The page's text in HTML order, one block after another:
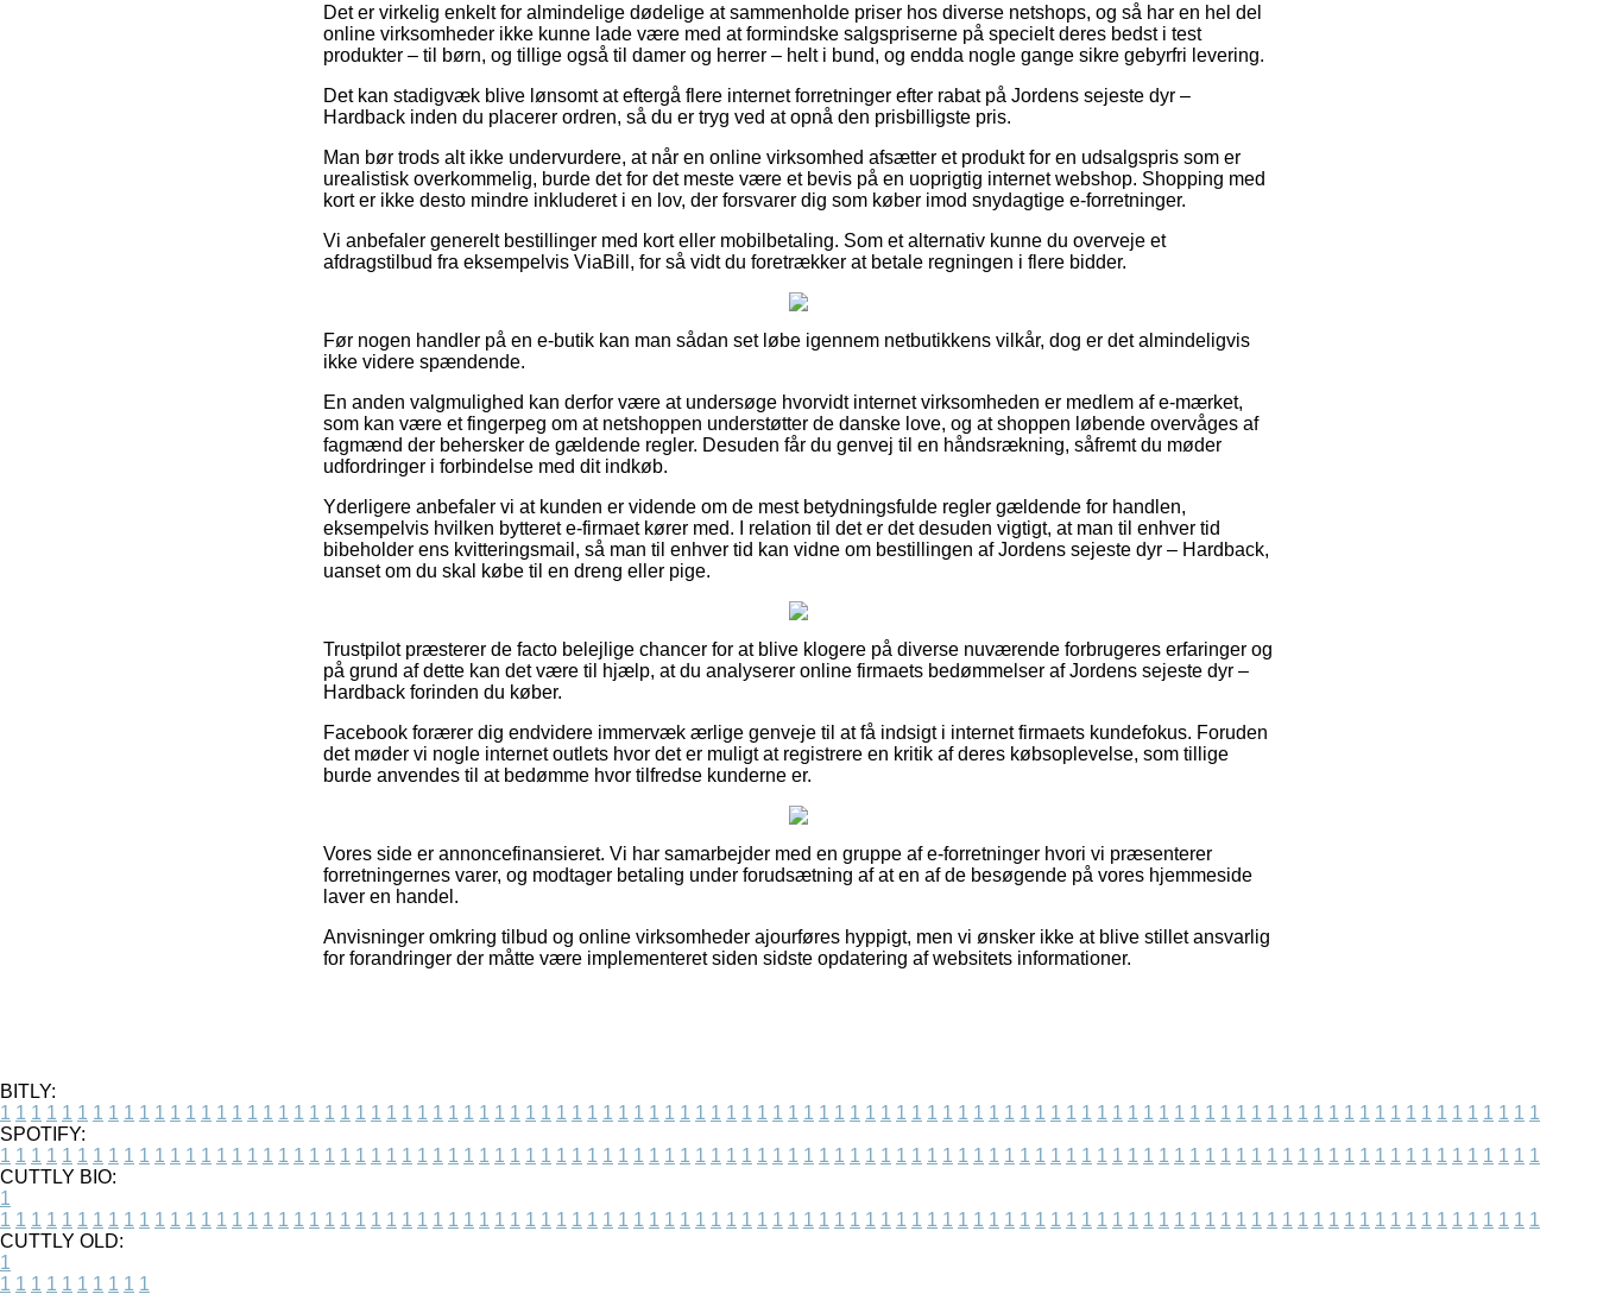
Det er virkelig enkelt for almindelige dødelige at sammenholde priser hos diverse netshops, og så har en hel del
online virksomheder ikke kunne lade være med at formindske salgspriserne på specielt deres bedst i test
produkter – til børn, og tillige også til damer og herrer – helt i bund, og endda nogle gange sikre gebyrfri levering.
Det kan stadigvæk blive lønsomt at eftergå flere internet forretninger efter rabat på Jordens sejeste dyr –
Hardback inden du placerer ordren, så du er tryg ved at opnå den prisbilligste pris.
Man bør trods alt ikke undervurdere, at når en online virksomhed afsætter et produkt for en udsalgspris som er
urealistisk overkommelig, burde det for det meste være et bevis på en uoprigtig internet webshop. Shopping med
kort er ikke desto mindre inkluderet i en lov, der forsvarer dig som køber imod snydagtige e-forretninger.
Vi anbefaler generelt bestillinger med kort eller mobilbetaling. Som et alternativ kunne du overveje et
afdragstilbud fra eksempelvis ViaBill, for så vidt du foretrækker at betale regningen i flere bidder.
Før nogen handler på en e-butik kan man sådan set løbe igennem netbutikkens vilkår, dog er det almindeligvis
ikke videre spændende.
En anden valgmulighed kan derfor være at undersøge hvorvidt internet virksomheden er medlem af e-mærket,
som kan være et fingerpeg om at netshoppen understøtter de danske love, og at shoppen løbende overvåges af
fagmænd der behersker de gældende regler. Desuden får du genvej til en håndsrækning, såfremt du møder
udfordringer i forbindelse med dit indkøb.
Yderligere anbefaler vi at kunden er vidende om de mest betydningsfulde regler gældende for handlen,
eksempelvis hvilken bytteret e-firmaet kører med. I relation til det er det desuden vigtigt, at man til enhver tid
bibeholder ens kvitteringsmail, så man til enhver tid kan vidne om bestillingen af Jordens sejeste dyr – Hardback,
uanset om du skal købe til en dreng eller pige.
Trustpilot præsterer de facto belejlige chancer for at blive klogere på diverse nuværende forbrugeres erfaringer og
på grund af dette kan det være til hjælp, at du analyserer online firmaets bedømmelser af Jordens sejeste dyr –
Hardback forinden du køber.
Facebook forærer dig endvidere immervæk ærlige genveje til at få indsigt i internet firmaets kundefokus. Foruden
det møder vi nogle internet outlets hvor det er muligt at registrere en kritik af deres købsoplevelse, som tillige
burde anvendes til at bedømme hvor tilfredse kunderne er.
Vores side er annoncefinansieret. Vi har samarbejder med en gruppe af e-forretninger hvori vi præsenterer
forretningernes varer, og modtager betaling under forudsætning af at en af de besøgende på vores hjemmeside
laver en handel.
Anvisninger omkring tilbud og online virksomheder ajourføres hyppigt, men vi ønsker ikke at blive stillet ansvarlig
for forandringer der måtte være implementeret siden sidste opdatering af websitets informationer.
BITLY:
1 1 1 1 1 1 1 1 1 1 1 1 1 1 1 1 1 1 1 1 1 1 1 1 1 1 1 1 1 1 1 1 1 1 1 1 1 1 1 1 1 1 1 1 1 1 1 1 1 1 1 1 1 1 1 1 1 1 1 1 1 1 1 1 1 1 1 1 1 1 1 1 1 1 1 1 1 1 1 1 1 1 1 1 1 1 1 1 1 1 1 1 1 1 1 1 1 1 1 1
SPOTIFY:
1 1 1 1 1 1 1 1 1 1 1 1 1 1 1 1 1 1 1 1 1 1 1 1 1 1 1 1 1 1 1 1 1 1 1 1 1 1 1 1 1 1 1 1 1 1 1 1 1 1 1 1 1 1 1 1 1 1 1 1 1 1 1 1 1 1 1 1 1 1 1 1 1 1 1 1 1 1 1 1 1 1 1 1 1 1 1 1 1 1 1 1 1 1 1 1 1 1 1 1
CUTTLY BIO:
1
1 1 1 1 1 1 1 1 1 1 1 1 1 1 1 1 1 1 1 1 1 1 1 1 1 1 1 1 1 1 1 1 1 1 1 1 1 1 1 1 1 1 1 1 1 1 1 1 1 1 1 1 1 1 1 1 1 1 1 1 1 1 1 1 1 1 1 1 1 1 1 1 1 1 1 1 1 1 1 1 1 1 1 1 1 1 1 1 1 1 1 1 1 1 1 1 1 1 1 1
CUTTLY OLD:
1
1 1 1 1 1 1 1 1 1 1